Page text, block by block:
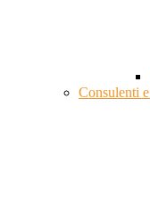
Consulenti